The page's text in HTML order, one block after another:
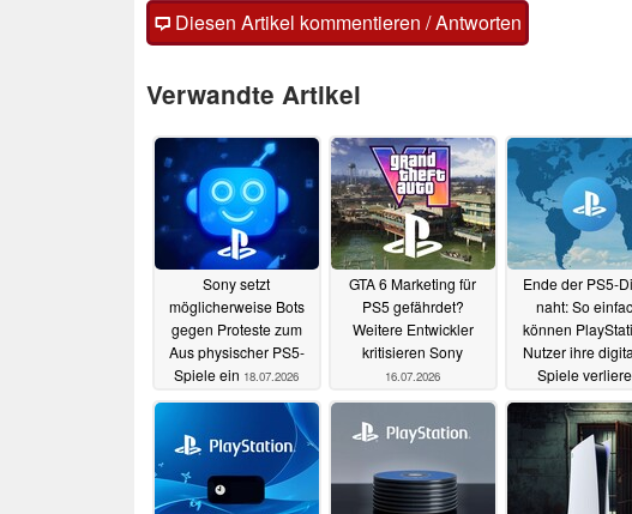
Diesen Artikel kommentieren / Antworten
Verwandte Artikel
Sony setzt
möglicherweise Bots
gegen Proteste zum
Aus physischer PS5-
Spiele ein 18.07.2026
GTA 6 Marketing für
PS5 gefährdet?
Weitere Entwickler
kritisieren Sony
16.07.2026
Ende der PS5-
naht: So
können
Nutzer ihre
Spiele
11.07.2026